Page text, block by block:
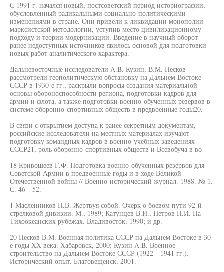
С 1991 г. начался новый, постсоветский период историографии,
обусловленный радикальными социально-политическими
изменениями в стране. Они привели к ликвидации монополии
марксистской методологии, уступив место цивилизационному
подходу и теории модернизации. Введение в научный оборот
ранее недоступных источников явилось основой для подготовки
новых работ аналитического характера.
Дальневосточные исследователи A.B. Кузин, В.М. Песков
рассмотрели геополитическую обстановку на Дальнем Востоке
СССР в 1930-е гг., раскрыли вопросы создания материальной
основы обороноспособности региона, подготовки кадров для
армии и флота, а также подготовки военно-обученных резервов в
системе оборонно-спортивных обществ в предвоенные годы20.
В связи с открытием доступа к ранее секретным документам,
российские исследователи на местных материалах изучают
подготовку командных кадров в военно-учебных заведениях
СССР21, роль оборонно-спортивных обществ и Всевобуча в во-
18 Кривошеев Г.Ф. Подготовка военно-обученных резервов для
Советской Армии в предвоенные годы и в ходе Великой
Отечественной войны // Военно-исторический журнал. 1988. № 1.
С. 46—52.
1 Масленников П.В. Жертвуя собой. Очерк о боевом пути 92-й
стрелковой дивизии. М., 1989; Катунцев В.И., Петров Н.И. На
Тихоокеанских рубежах. Владивосток, 1990; и др.
20 Песков В.М. Военная политика СССР на Дальнем Востоке в 30-
е годы XX века. Хабаровск, 2000; Кузин A.B. Военное
строительство на Дальнем Востоке СССР (1922—1941 гг.).
Исторический опыт. Благовещенск, 2001.